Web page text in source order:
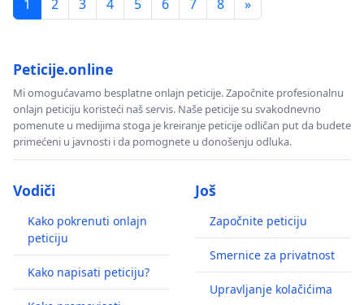
1
2 3 4 5 6 7 8 »
Peticije.online
Mi omogućavamo besplatne onlajn peticije. Započnite profesionalnu
onlajn peticiju koristeći naš servis. Naše peticije su svakodnevno
pomenute u medijima stoga je kreiranje peticije odličan put da budete
primećeni u javnosti i da pomognete u donošenju odluka.
Vodiči
Kako pokrenuti onlajn
peticiju
Kako napisati peticiju?
Još
Započnite peticiju
Smernice za privatnost
Upravljanje kolačićima